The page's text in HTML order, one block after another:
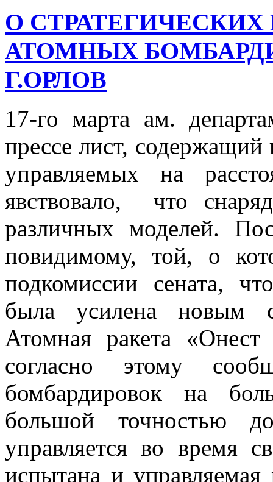
О
АТОМНЫХ
Г.ОРЛОВ
17-го марта ам.
прессе лист,
управляемых на
явствовало, что
различ­ных моделей.
повидимому, той, о
подкомиссии сената,
была усилена новым
Атомная ракета
согласно этому
бомбардировок на
большой точностью
управляется во время
испытана и управляемая